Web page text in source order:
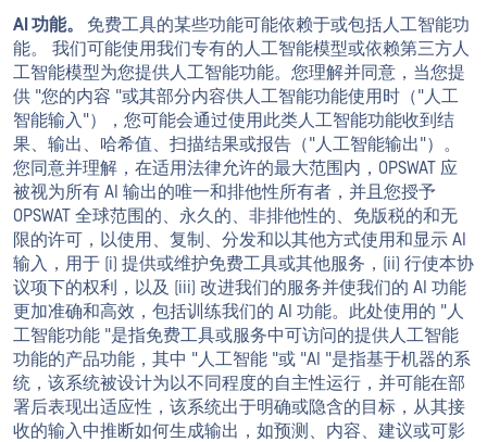
AI 功能。 免费工具的某些功能可能依赖于或包括人工智能功
能。 我们可能使用我们专有的人工智能模型或依赖第三方人
工智能模型为您提供人工智能功能。您理解并同意，当您提
供 "您的内容 "或其部分内容供人工智能功能使用时（"人工
智能输入"），您可能会通过使用此类人工智能功能收到结
果、输出、哈希值、扫描结果或报告（"人工智能输出"）。
您同意并理解，在适用法律允许的最大范围内，OPSWAT 应
被视为所有 AI 输出的唯一和排他性所有者，并且您授予
OPSWAT 全球范围的、永久的、非排他性的、免版税的和无
限的许可，以使用、复制、分发和以其他方式使用和显示 AI
输入，用于 (i) 提供或维护免费工具或其他服务，(ii) 行使本协
议项下的权利，以及 (iii) 改进我们的服务并使我们的 AI 功能
更加准确和高效，包括训练我们的 AI 功能。此处使用的 "人
工智能功能 "是指免费工具或服务中可访问的提供人工智能
功能的产品功能，其中 "人工智能 "或 "AI "是指基于机器的系
统，该系统被设计为以不同程度的自主性运行，并可能在部
署后表现出适应性，该系统出于明确或隐含的目标，从其接
收的输入中推断如何生成输出，如预测、内容、建议或可影